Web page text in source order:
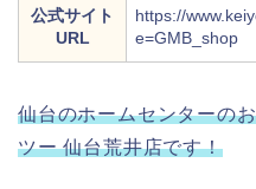
公式サイト
URL
https://
e=GMB_shop
仙台のホームセンターの
ツー 仙台荒井店です！